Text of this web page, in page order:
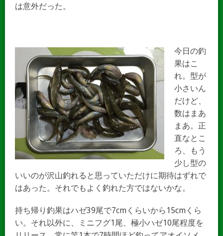
は意外だった。
今日の釣
果はこ
れ。型が
小さいん
だけど、
数はまあ
まあ。正
直なとこ
ろ、もう
少し型の
いいのが沢山釣れると思っていただけに期待はずれで
はあった。それでもよく釣れた方ではないかな。
持ち帰り釣果はハゼ39尾で7cmくらいから15cmくら
い。それ以外に、ミニフグ1尾、極小ハゼ10尾程度を